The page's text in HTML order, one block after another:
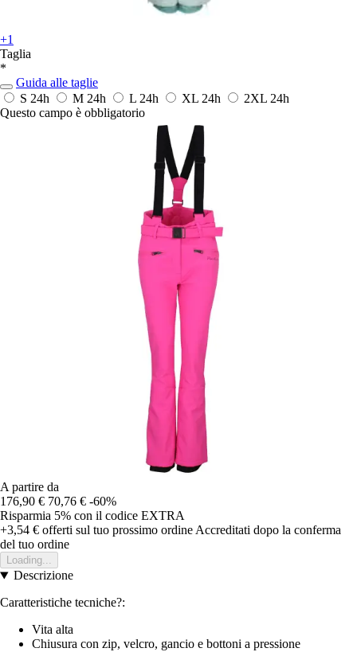
+1
Taglia
*
Guida alle taglie
S 24h M 24h L 24h XL 24h 2XL 24h
Questo campo è obbligatorio
A partire da
176,90 € 70,76 € -60%
Risparmia 5% con il codice EXTRA
+3,54 € offerti sul tuo prossimo ordine Accreditati dopo la conferma
del tuo ordine
Loading...
Descrizione
Caratteristiche tecniche?:
Vita alta
Chiusura con zip, velcro, gancio e bottoni a pressione